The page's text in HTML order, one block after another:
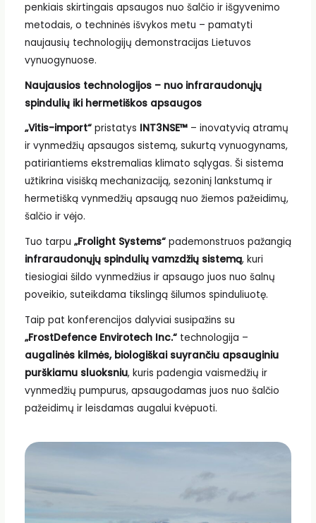
penkiais skirtingais apsaugos nuo šalčio ir išgyvenimo
metodais, o techninės išvykos metu – pamatyti
naujausių technologijų demonstracijas Lietuvos
vynuogynuose.
Naujausios technologijos – nuo infraraudonųjų
spindulių iki hermetiškos apsaugos
„Vitis-import“pristatys INT3NSE™– inovatyvią atramų
ir vynmedžių apsaugos sistemą, sukurtą vynuogynams,
patiriantiems ekstremalias klimato sąlygas. Ši sistema
užtikrina visišką mechanizaciją, sezoninį lankstumą ir
hermetišką vynmedžių apsaugą nuo žiemos pažeidimų,
šalčio ir vėjo.
Tuo tarpu „Frolight Systems“pademonstruos pažangią
infraraudonųjų spindulių vamzdžių sistemą, kuri
tiesiogiai šildo vynmedžius ir apsaugo juos nuo šalnų
poveikio, suteikdama tikslingą šilumos spinduliuotę.
Taip pat konferencijos dalyviai susipažins su
„FrostDefence Envirotech Inc.“technologija –
augalinės kilmės, biologiškai suyrančiu apsauginiu
purškiamu sluoksniu, kuris padengia vaismedžių ir
vynmedžių pumpurus, apsaugodamas juos nuo šalčio
pažeidimų ir leisdamas augalui kvėpuoti.